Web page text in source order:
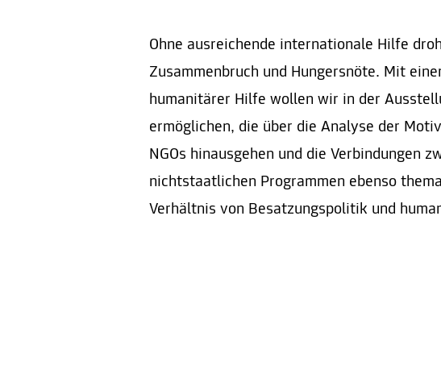
Ohne ausreichende internationale Hilfe
Zusammenbruch und Hungersnöte. Mit
humanitärer Hilfe wollen wir in der
ermöglichen, die über die Analyse der
NGOs hinausgehen und die Verbindungen
nichtstaatlichen Programmen ebenso
Verhältnis von Besatzungspolitik und